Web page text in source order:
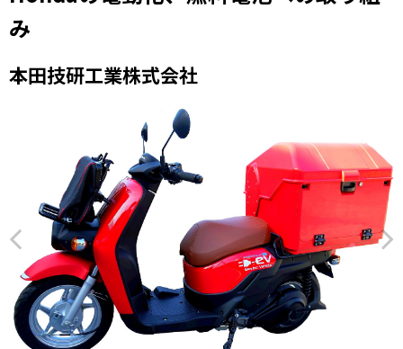
み
本田技研工業株式会社